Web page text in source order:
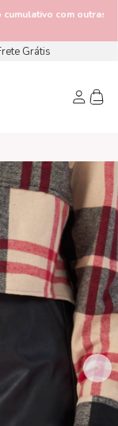
com outras
Grátis